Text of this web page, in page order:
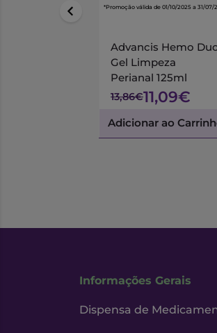
*Promoção válida de 01/10/2025 a 31/07/
Advancis Hemo
Gel Limpeza
Perianal 125ml
13,86€11,09€
Adicionar ao
Informações Gerais
Dispensa de